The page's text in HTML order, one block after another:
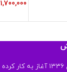
1,700,000
انتشارات چاپخش از سال